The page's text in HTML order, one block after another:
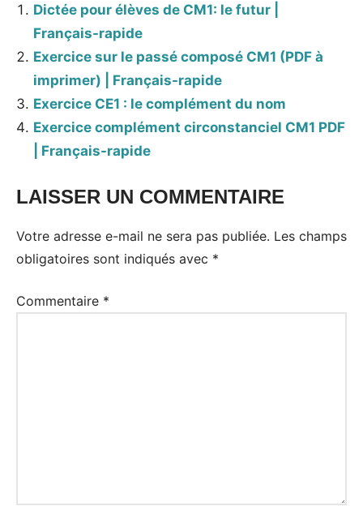
Dictée pour élèves de CM1: le futur |
Français-rapide
Exercice sur le passé composé CM1 (PDF à
imprimer) | Français-rapide
Exercice CE1 : le complément du nom
Exercice complément circonstanciel CM1 PDF
| Français-rapide
LAISSER UN COMMENTAIRE
Votre adresse e-mail ne sera pas publiée. Les champs
obligatoires sont indiqués avec *
Commentaire *